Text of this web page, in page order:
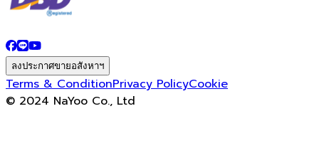
ลงประกาศขายอสังหาฯ
Terms & ConditionPrivacy PolicyCookie
© 2024 NaYoo Co., Ltd